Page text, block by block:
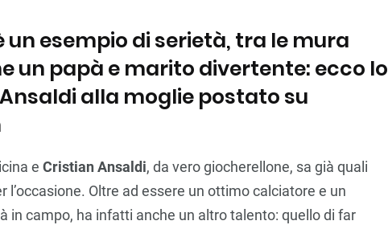
un esempio di serietà, tra le mura
un papà e marito divertente: ecco lo
alla moglie postato su
e Cristian Ansaldi, da vero giocherellone, sa già quali
l’occasione. Oltre ad essere un ottimo calciatore e un
in campo, ha infatti anche un altro talento: quello di far